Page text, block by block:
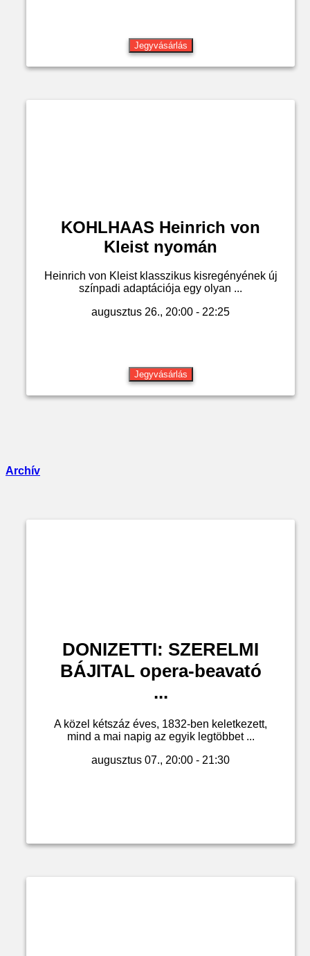
Jegyvásárlás
KOHLHAAS Heinrich von
Kleist nyomán
Heinrich von Kleist klasszikus kisregényének új
színpadi adaptációja egy olyan ...
augusztus 26., 20:00 - 22:25
Jegyvásárlás
Archív
DONIZETTI: SZERELMI
BÁJITAL opera-beavató
...
A közel kétszáz éves, 1832-ben keletkezett,
mind a mai napig az egyik legtöbbet ...
augusztus 07., 20:00 - 21:30